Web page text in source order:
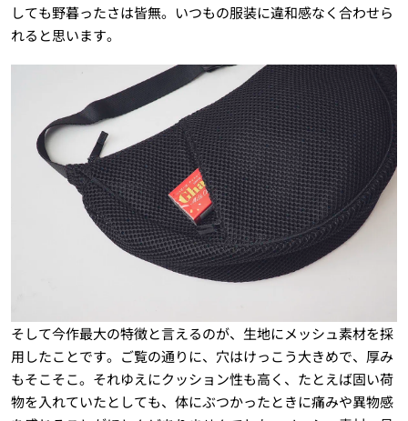
しても野暮ったさは皆無。いつもの服装に違和感なく合わせら
れると思います。
そして今作最大の特徴と言えるのが、生地にメッシュ素材を採
用したことです。ご覧の通りに、穴はけっこう大きめで、厚み
もそこそこ。それゆえにクッション性も高く、たとえば固い荷
物を入れていたとしても、体にぶつかったときに痛みや異物感